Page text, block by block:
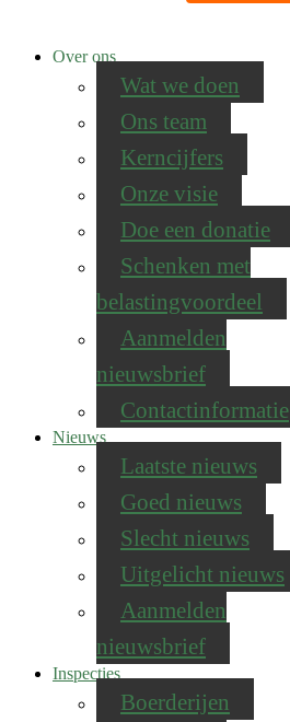
Over ons
Wat we doen
Ons team
Kerncijfers
Onze visie
Doe een donatie
Schenken met
belastingvoordeel
Aanmelden
nieuwsbrief
Contactinformatie
Nieuws
Laatste nieuws
Goed nieuws
Slecht nieuws
Uitgelicht nieuws
Aanmelden
nieuwsbrief
Inspecties
Boerderijen